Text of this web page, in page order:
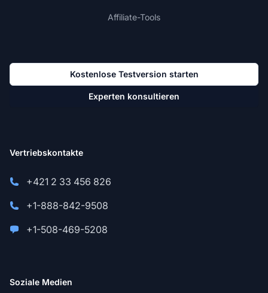
Affiliate-Tools
Kostenlose Testversion starten
Experten konsultieren
Vertriebskontakte
+421 2 33 456 826
+1-888-842-9508
+1-508-469-5208
Soziale Medien